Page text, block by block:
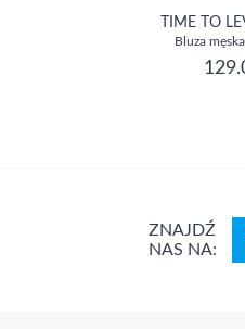
TIME TO
Bluza
ZNAJDŹ
NAS NA: